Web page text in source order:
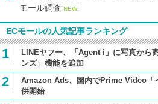
モール調査 NEW!
ECモールの人気記事ランキング
1
LINEヤフー、「Agent i」に写真から
ンズ」機能を追加
2
Amazon Ads、国内でPrime Video「
供開始